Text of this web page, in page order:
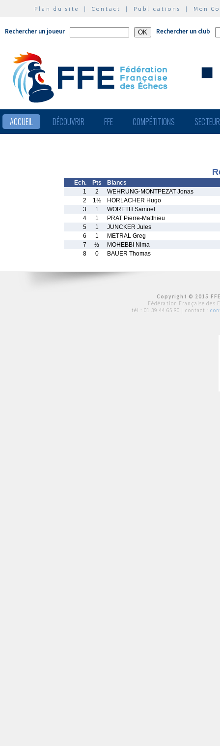
Plan du site | Contact | Publications | Mon
Rechercher un joueur Rechercher un club
ACCUEIL DÉCOUVRIR FFE COMPÉTITIONS
Ech. Pts
Blancs
1
2
WEHRUNG-MONTPEZAT Jonas
2
1½
HORLACHER Hugo
3
1
WORETH Samuel
4
1
PRAT Pierre-Matthieu
5
1
JUNCKER Jules
6
1
METRAL Greg
7
½
MOHEBBI Nima
8
0 BAUER Thomas
Copyright © 2015
Fédération Française des
tél : 01 39 44 65 80 | contact :